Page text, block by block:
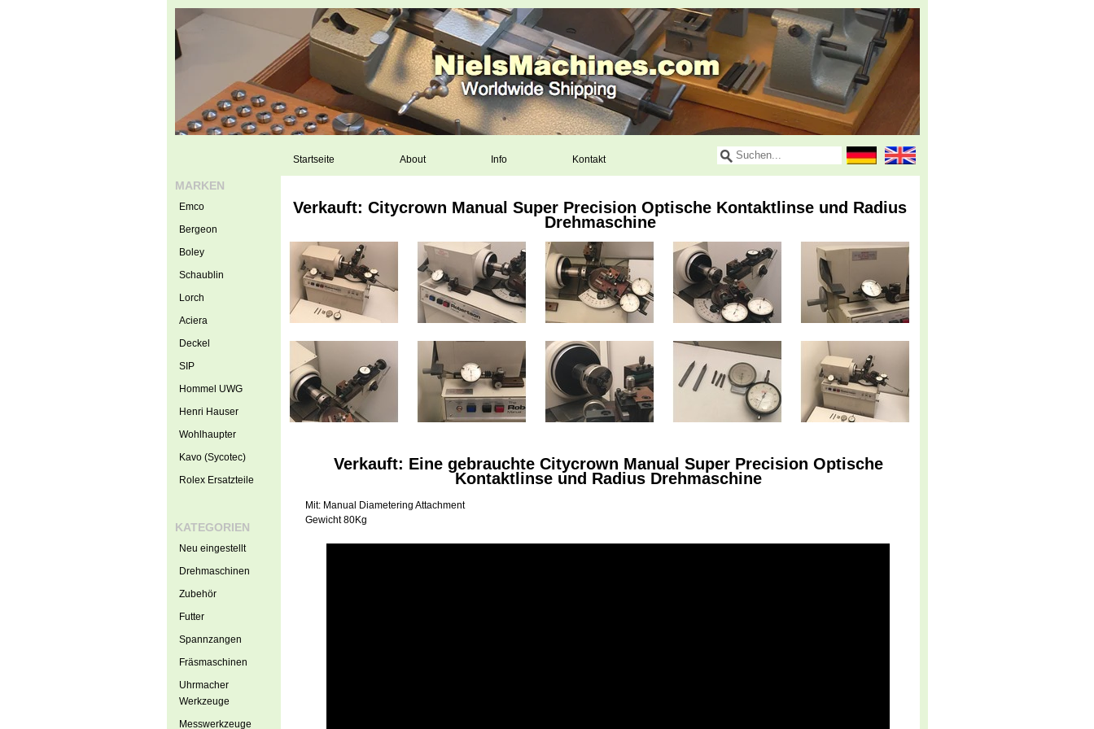
Startseite About Info Kontakt
Verkauft: Citycrown Manual Super Precision Optische Kontaktlinse und Radius
Drehmaschine
Verkauft: Eine gebrauchte Citycrown Manual Super Precision Optische
Kontaktlinse und Radius Drehmaschine
Mit: Manual Diametering Attachment
Gewicht 80Kg
MARKEN
Emco
Bergeon
Boley
Schaublin
Lorch
Aciera
Deckel
SIP
Hommel UWG
Henri Hauser
Wohlhaupter
Kavo (Sycotec)
Rolex Ersatzteile
KATEGORIEN
Neu eingestellt
Drehmaschinen
Zubehör
Futter
Spannzangen
Fräsmaschinen
Uhrmacher
Werkzeuge
Messwerkzeuge